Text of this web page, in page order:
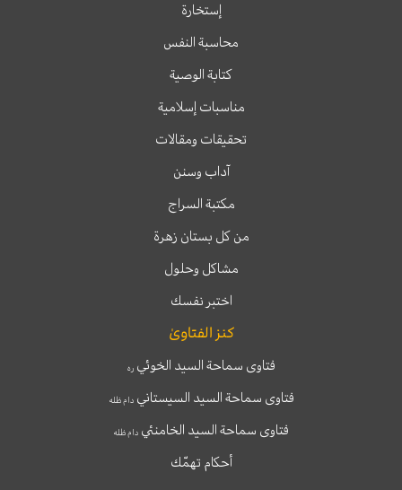
إستخارة
محاسبة النفس
كتابة الوصية
مناسبات إسلامية
تحقيقات ومقالات
آداب وسنن
مكتبة السراج
من كل بستان زهرة
مشاكل وحلول
اختبر نفسك
كنز الفتاوىٰ
فتاوى سماحة السيد الخوئيره
فتاوى سماحة السيد السيستانيدام ظله
فتاوى سماحة السيد الخامنئي دام ظله
أحكام تهمّك